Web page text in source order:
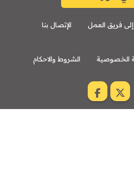
فريق العمل الإتصال بنا
الخصوصية الشروط والاحكام